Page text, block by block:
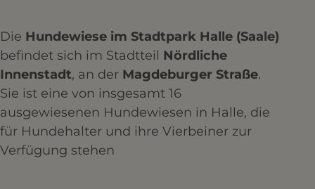
Die Hundewiese im Stadtpark Halle (Saale)
befindet sich im Stadtteil Nördliche
Innenstadt, an der Magdeburger Straße.
Sie ist eine von insgesamt 16
ausgewiesenen Hundewiesen in Halle, die
für Hundehalter und ihre Vierbeiner zur
Verfügung stehen